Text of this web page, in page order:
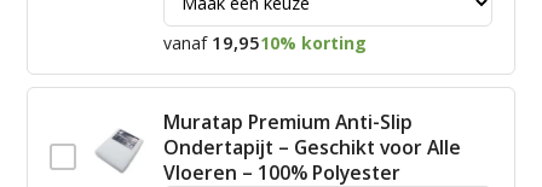
vanaf 19,9510% korting
Muratap Premium Anti-Slip
Ondertapijt – Geschikt voor Alle
Vloeren – 100% Polyester